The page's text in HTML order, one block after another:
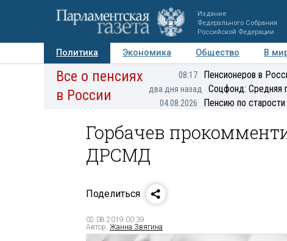
Издание
Федерального Собрания
Российской Федерации
Политика Экономика Общество В
Авторы Персоны Мнения Регионы
Все о пенсиях
в России
08:17 Пенсионеров в
два дня назад Соцфонд: Средняя
04.08.2026 Пенсию по
Горбачев
ДРСМД
Поделиться
02.08.2019 00:39
Автор: Жанна Звягина